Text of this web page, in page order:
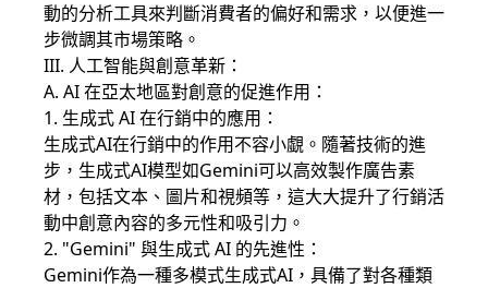
動的分析工具來判斷消費者的偏好和需求，以便進一
步微調其市場策略。
III. 人工智能與創意革新：
A. AI 在亞太地區對創意的促進作用：
1. 生成式 AI 在行銷中的應用：
生成式AI在行銷中的作用不容小覷。隨著技術的進
步，生成式AI模型如Gemini可以高效製作廣告素
材，包括文本、圖片和視頻等，這大大提升了行銷活
動中創意內容的多元性和吸引力。
2. "Gemini" 與生成式 AI 的先進性：
Gemini作為一種多模式生成式AI，具備了對各種類